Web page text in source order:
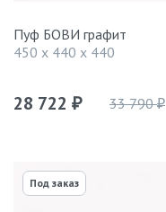
Пуф БОВИ графит
450 x 440 x 440
28 722 ₽ 33 790₽
Под заказ